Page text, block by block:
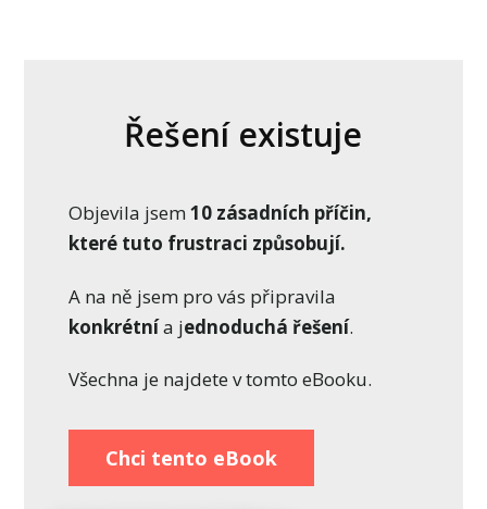
Řešení existuje
Objevila jsem 10 zásadních příčin,
které tuto frustraci způsobují.
A na ně jsem pro vás připravila
konkrétnía jednoduchá řešení.
Všechna je najdete v tomto eBooku.
Chci tento eBook